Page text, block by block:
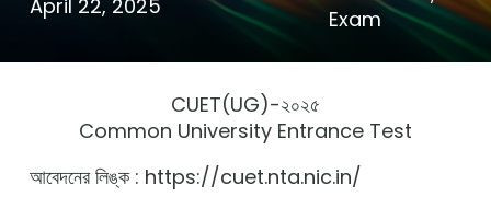
April 22, 2025
Exam
CUET(UG)-২০২৫
Common University Entrance Test
আবেদনের লিঙ্ক : https://cuet.nta.nic.in/